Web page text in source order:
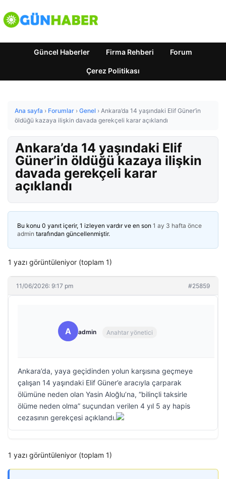
Güncel Haberler Firma Rehberi Forum
Çerez Politikası
Ana sayfa › Forumlar › Genel › Ankara’da 14 yaşındaki Elif Güner’in
öldüğü kazaya ilişkin davada gerekçeli karar açıklandı
Ankara’da 14 yaşındaki Elif
Güner’in öldüğü kazaya ilişkin
davada gerekçeli karar
açıklandı
Bu konu 0 yanıt içerir, 1 izleyen vardır ve en son 1 ay 3 hafta önce
admin tarafından güncellenmiştir.
1 yazı görüntüleniyor (toplam 1)
11/06/2026: 9:17 pm #25859
A admin Anahtar yönetici
Ankara’da, yaya geçidinden yolun karşısına geçmeye
çalışan 14 yaşındaki Elif Güner’e aracıyla çarparak
ölümüne neden olan Yasin Aloğlu’na, “bilinçli taksirle
ölüme neden olma” suçundan verilen 4 yıl 5 ay hapis
cezasının gerekçesi açıklandı.
1 yazı görüntüleniyor (toplam 1)